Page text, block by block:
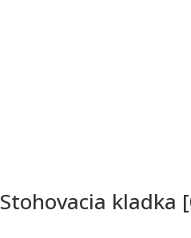
Stohovacia kladka